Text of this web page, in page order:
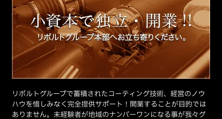
リボルトグループで蓄積されたコーティング技術、経営のノウ
ハウを惜しみなく完全提供サポート！開業することが目的では
ありません。未経験者が地域のナンバーワンになる事が我々グ